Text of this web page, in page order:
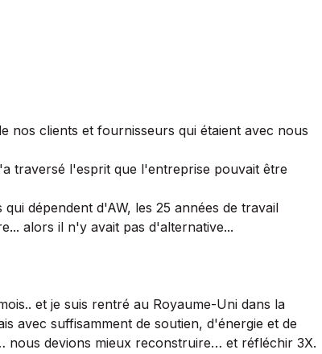
nos clients et fournisseurs qui étaient avec nous
traversé l'esprit que l'entreprise pouvait être
dépendent d'AW, les 25 années de travail
alors il n'y avait pas d'alternative...
et je suis rentré au Royaume-Uni dans la
avec suffisamment de soutien, d'énergie et de
devions mieux reconstruire… et réfléchir 3X.